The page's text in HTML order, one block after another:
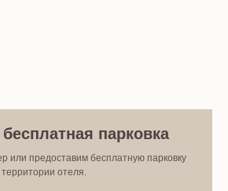
парковка
или предоставим бесплатную парковку
отеля.